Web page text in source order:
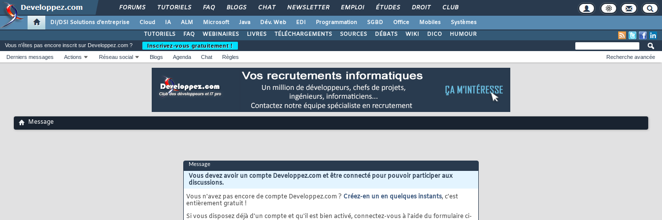
FORUMS TUTORIELS FAQ BLOGS CHAT NEWSLETTER EMPLOI ÉTUDES DROIT CLUB
DI/DSI Solutions d'entreprise Cloud IA ALM Microsoft Java Dév. Web EDI Programmation SGBD Office Mobiles
Systèmes
TUTORIELS
FAQ WEBINAIRES LIVRES TÉLÉCHARGEMENTS SOURCES DÉBATS WIKI DICO HUMOUR
Vous n'êtes pas encore inscrit sur Developpez.com ?
Inscrivez-vous gratuitement !
Derniers messages
Actions Réseau social Blogs Agenda Chat Règles Recherche avancée
Message
Message
Vous devez avoir un compte Developpez.com et être connecté pour pouvoir participer aux
discussions.
Vous n'avez pas encore de compte Developpez.com ? Créez-en un en quelques instants, c'est
entièrement gratuit !
Si vous disposez déjà d'un compte et qu'il est bien activé, connectez-vous à l'aide du formulaire ci-